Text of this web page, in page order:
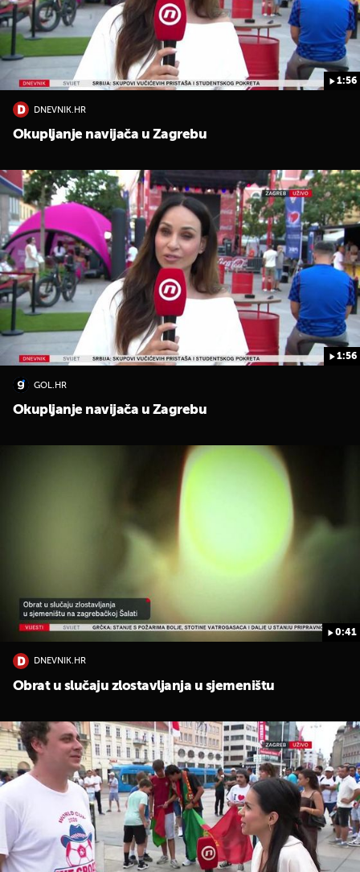
1:56
DNEVNIK.HR
Okupljanje navijača u Zagrebu
1:56
GOL.HR
Okupljanje navijača u Zagrebu
0:41
DNEVNIK.HR
Obrat u slučaju zlostavljanja u sjemeništu
UKLJUČITE NOTIFIKACIJE